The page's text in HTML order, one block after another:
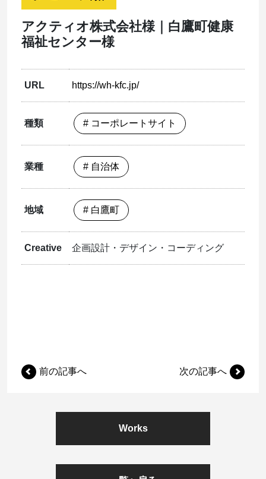
アクティオ株式会社様｜白鷹町健康
福祉センター様
URL https://wh-kfc.jp/
種類 # コーポレートサイト
業種 # 自治体
地域 # 白鷹町
Creative 企画設計・デザイン・コーディング
前の記事へ 次の記事へ
Works